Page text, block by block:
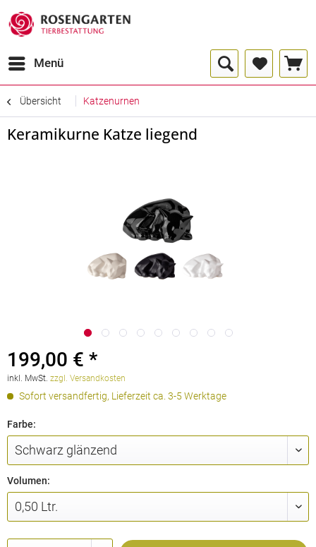
Menü
Übersicht Katzenurnen
Keramikurne Katze liegend
199,00 € *
inkl. MwSt. zzgl. Versandkosten
Sofort versandfertig, Lieferzeit ca. 3-5 Werktage
Farbe:
Volumen: